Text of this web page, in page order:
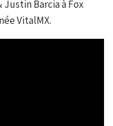
Barcia à Fox
VitalMX.